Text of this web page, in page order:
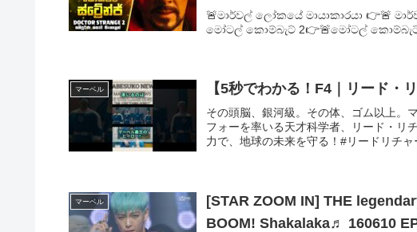
🚨මාර්වල් ලෝකයේ මායාකාරයා 👉🚨
මෝටල් කොම්බැට් 2👉🚨මෝටල් කොම්බැට්
マーベル 【5秒でわかる！F4｜リード・
その頭脳、銀河級。その体、ゴム以上。
フォーを率いる天才科学者、リード・リ
力で、地球の未来を守る！#リードリチャ
マーベル
[STAR ZOOM IN] THE
BOOM! Shakalaka♬ 160610